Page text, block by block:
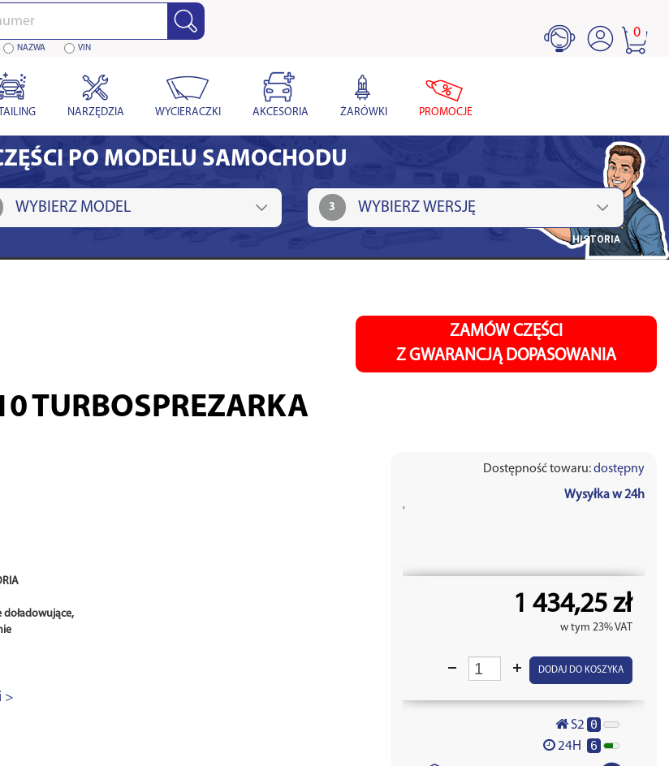
NAZWA VIN
0
NARZĘDZIA WYCIERACZKI AKCESORIA ŻARÓWKI PROMOCJE
PO MODELU SAMOCHODU
3
HISTORIA
ZAMÓW CZĘŚCI
Z GWARANCJĄ DOPASOWANIA
TURBOSPREZARKA
doładowujące,
>
Dostępność towaru:dostępny
Wysyłka w 24h
'
1 434,25 zł
w tym 23% VAT
DODAJ DO KOSZYKA
S2 0
24H 6